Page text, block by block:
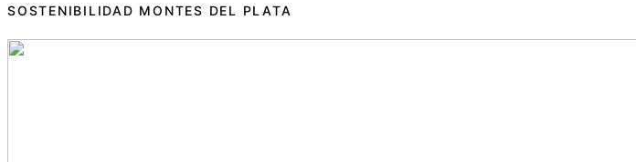
SOSTENIBILIDAD MONTES DEL PLATA